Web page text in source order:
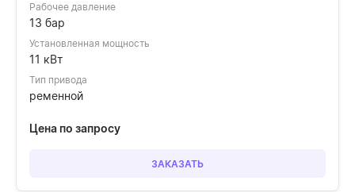
Рабочее давление
13 бар
Установленная мощность
11 кВт
Тип привода
ременной
Цена по запросу
ЗАКАЗАТЬ